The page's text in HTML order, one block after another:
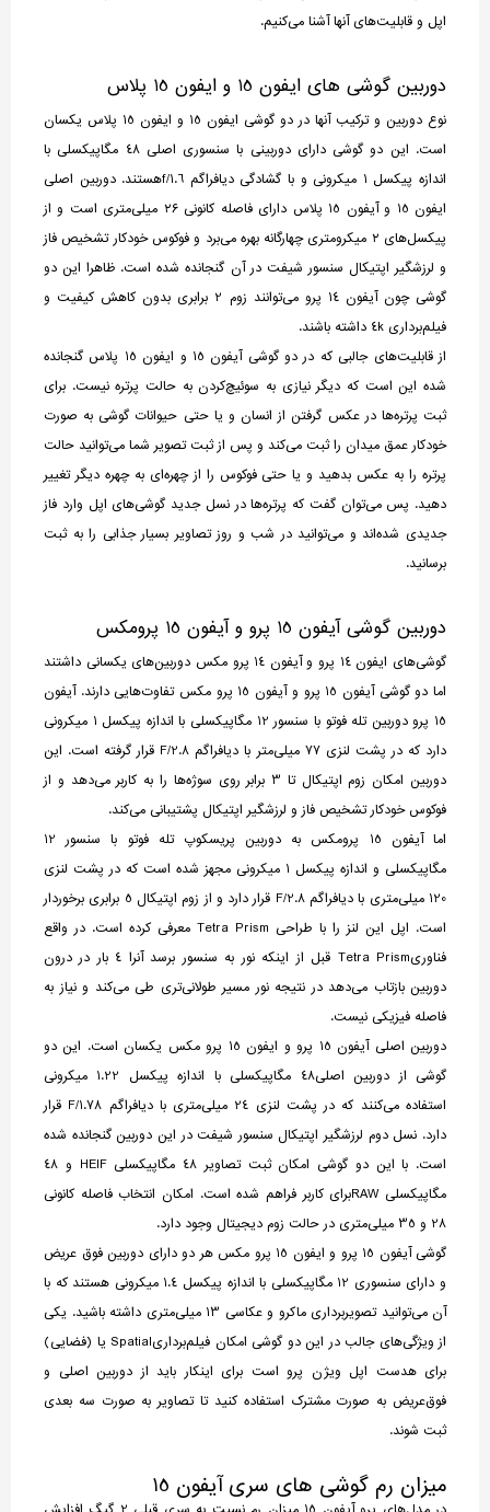
اپل و قابلیت‌های آنها آشنا می‌کنیم.
دوربین گوشی های ایفون 15 و ایفون 15 پلاس
نوع دوربین و ترکیب آنها در دو گوشی ایفون 15 و ایفون 15 پلاس یکسان
است. این دو گوشی دارای دوربینی با سنسوری اصلی 48 مگاپیکسلی با
اندازه پیکسل 1 میکرونی و با گشادگی دیافراگم f/1.6هستند. دوربین اصلی
ایفون 15 و آیفون 15 پلاس دارای فاصله کانونی ۲۶ میلی‌متری است و از
پیکسل‌های ۲ میکرومتری چهارگانه بهره می‌برد و فوکوس خودکار تشخیص فاز
و لرزشگیر اپتیکال سنسور شیفت در آن گنجانده شده است. ظاهرا این دو
گوشی چون آیفون 14 پرو می‌توانند زوم 2 برابری بدون کاهش کیفیت و
فیلم‌برداری 4k داشته باشند.
از قابلیت‌های جالبی که در دو گوشی آیفون 15 و ایفون 15 پلاس گنجانده
شده این است که دیگر نیازی به سوئیچ‌کردن به حالت پرتره نیست. برای
ثبت پرتره‌ها در عکس گرفتن از انسان و یا حتی حیوانات گوشی به صورت
خودکار عمق میدان را ثبت می‌کند و پس از ثبت تصویر شما می‌توانید حالت
پرتره را به عکس بدهید و یا حتی فوکوس را از چهره‌ای به چهره دیگر تغییر
دهید. پس می‌توان گفت که پرتره‌ها در نسل جدید گوشی‌های اپل وارد فاز
جدیدی شده‌اند و می‌توانید در شب و روز تصاویر بسیار جذابی را به ثبت
برسانید.
دوربین گوشی آیفون 15 پرو و آیفون 15 پرومکس
گوشی‌های ایفون 14 پرو و آیفون 14 پرو مکس دوربین‌های یکسانی داشتند
اما دو گوشی آیفون 15 پرو و آیفون 15 پرو مکس تفاوت‌هایی دارند. آیفون
15 پرو دوربین تله فوتو با سنسور 12 مگاپیکسلی با اندازه پیکسل 1 میکرونی
دارد که در پشت لنزی 77 میلی‌متر با دیافراگم F/2.8 قرار گرفته است. این
دوربین امکان زوم اپتیکال تا 3 برابر روی سوژه‌ها را به کاربر می‌دهد و از
فوکوس خودکار تشخیص فاز و لرزشگیر اپتیکال پشتیبانی می‌کند.
اما آیفون 15 پرومکس به دوربین پریسکوپ تله فوتو با سنسور 12
مگاپیکسلی و اندازه پیکسل 1 میکرونی مجهز شده است که در پشت لنزی
120 میلی‌متری با دیافراگم F/2.8 قرار دارد و از زوم اپتیکال 5 برابری برخوردار
است. اپل این لنز را با طراحی Tetra Prism معرفی کرده است. در واقع
فناوریTetra Prism قبل از اینکه نور به سنسور برسد آنرا 4 بار در درون
دوربین بازتاب می‌دهد در نتیجه نور مسیر طولانی‌تری طی می‌کند و نیاز به
فاصله فیزیکی نیست.
دوربین اصلی آیفون 15 پرو و ایفون 15 پرو مکس یکسان است. این دو
گوشی از دوربین اصلی48 مگاپیکسلی با اندازه پیکسل 1.22 میکرونی
استفاده می‌کنند که در پشت لنزی 24 میلی‌متری با دیافراگم F/1.78 قرار
دارد. نسل دوم لرزشگیر اپتیکال سنسور شیفت در این دوربین گنجانده شده
است. با این دو گوشی امکان ثبت تصاویر 48 مگاپیکسلی HEIF و 48
مگاپیکسلی RAWبرای کاربر فراهم شده است. امکان انتخاب فاصله کانونی
28 و 35 میلی‌متری در حالت زوم دیجیتال وجود دارد.
گوشی آیفون 15 پرو و ایفون 15 پرو مکس هر دو دارای دوربین فوق عریض
و دارای سنسوری 12 مگاپیکسلی با اندازه پیکسل 1.4 میکرونی هستند که با
آن می‌توانید تصویربرداری ماکرو و عکاسی 13 میلی‌متری داشته باشید. یکی
از ویژگی‌های جالب در این دو گوشی امکان فیلم‌برداریSpatial یا (فضایی)
برای هدست اپل ویژن پرو است برای اینکار باید از دوربین اصلی و
فوق‌عریض به صورت مشترک استفاده کنید تا تصاویر به صورت سه بعدی
ثبت شوند.
میزان رم گوشی های سری آیفون 15